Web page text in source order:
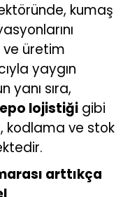
kumaş
ve üretim
yaygın
yanı sıra,
lojistiği gibi
kodlama ve stok
arttıkça